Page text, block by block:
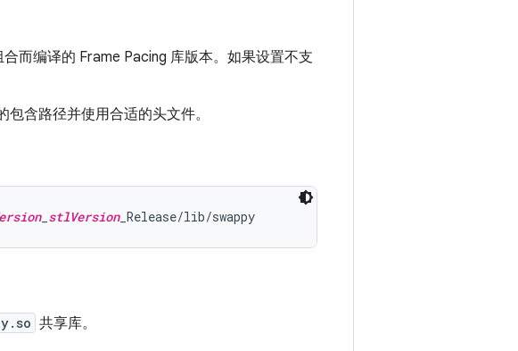
而编译的 Frame Pacing 库版本。如果设置不支
含路径并使用合适的头文件。
_ stlVersion
共享库。